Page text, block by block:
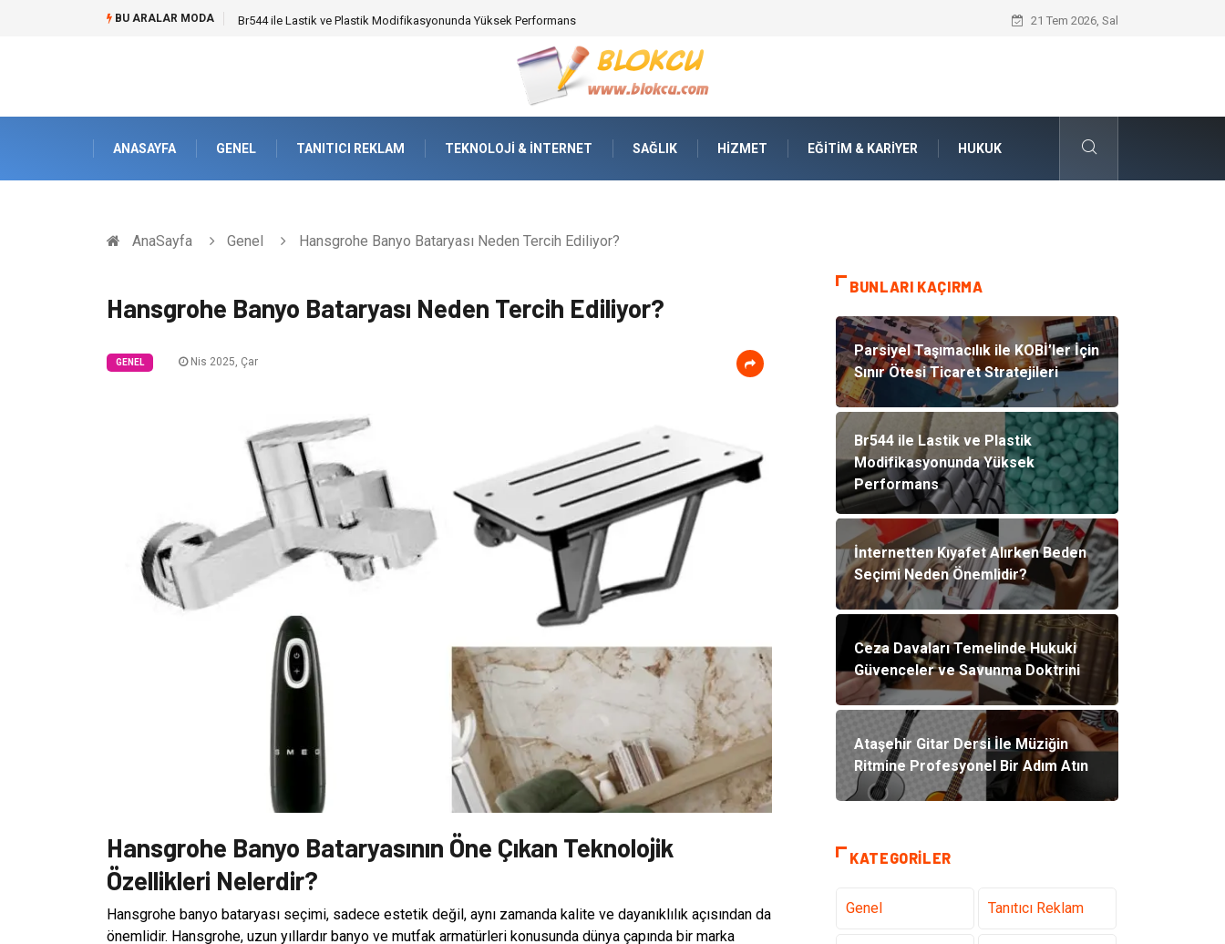
BU ARALAR MODA Br544 ile Lastik ve Plastik Modifikasyonunda Yüksek Performans İnternetten Kıyafet Alırken Beden
21 Tem 2026, Sal
ANASAYFA GENEL TANITICI REKLAM TEKNOLOJI & İNTERNET SAĞLIK HIZMET EĞITIM & KARIYER HUKUK
AnaSayfa Genel Hansgrohe Banyo Bataryası Neden Tercih Ediliyor?
Hansgrohe Banyo Bataryası Neden Tercih Ediliyor?
GENEL Nis 2025, Çar
Hansgrohe Banyo Bataryasının Öne Çıkan Teknolojik
Özellikleri Nelerdir?
Hansgrohe banyo bataryası seçimi, sadece estetik değil, aynı zamanda kalite ve dayanıklılık açısından da
önemlidir. Hansgrohe, uzun yıllardır banyo ve mutfak armatürleri konusunda dünya çapında bir marka
BUNLARI KAÇIRMA
Parsiyel Taşımacılık ile KOBİ’ler İçin
Sınır Ötesi Ticaret Stratejileri
Br544 ile Lastik ve Plastik
Modifikasyonunda Yüksek
Performans
İnternetten Kıyafet Alırken Beden
Seçimi Neden Önemlidir?
Ceza Davaları Temelinde Hukuki
Güvenceler ve Savunma Doktrini
Ataşehir Gitar Dersi İle Müziğin
Ritmine Profesyonel Bir Adım Atın
KATEGORILER
Genel Tanıtıcı Reklam